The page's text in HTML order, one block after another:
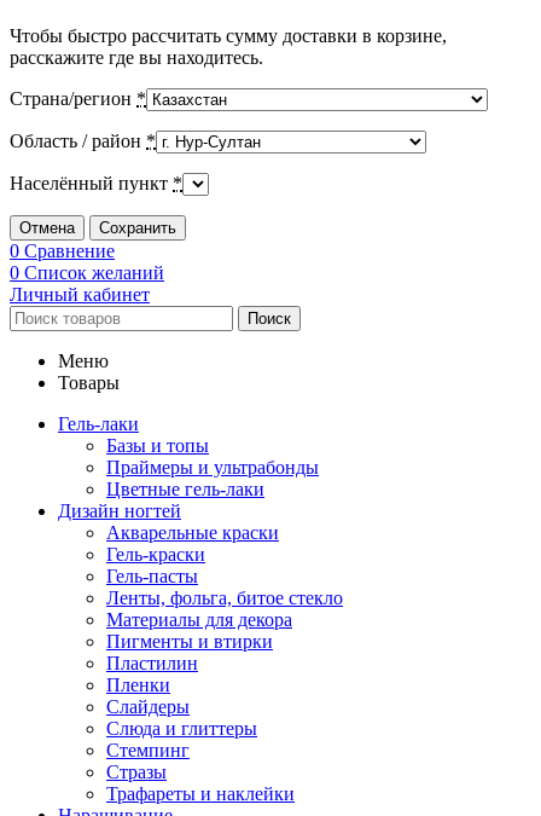
Чтобы быстро рассчитать сумму доставки в корзине,
расскажите где вы находитесь.
Страна/регион *
Область / район *
Населённый пункт *
Отмена Сохранить
0 Сравнение
0 Список желаний
Личный кабинет
Поиск
Меню
Товары
Гель-лаки
Базы и топы
Праймеры и ультрабонды
Цветные гель-лаки
Дизайн ногтей
Акварельные краски
Гель-краски
Гель-пасты
Ленты, фольга, битое стекло
Материалы для декора
Пигменты и втирки
Пластилин
Пленки
Слайдеры
Слюда и глиттеры
Стемпинг
Стразы
Трафареты и наклейки